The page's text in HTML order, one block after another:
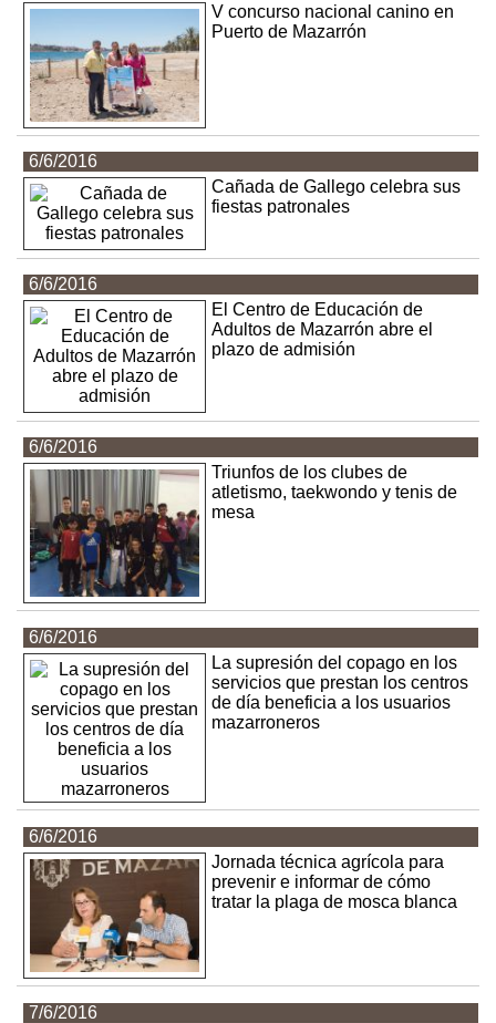
V concurso nacional canino en
Puerto de Mazarrón
6/6/2016
Cañada de Gallego celebra sus
fiestas patronales
6/6/2016
El Centro de Educación de
Adultos de Mazarrón abre el
plazo de admisión
6/6/2016
Triunfos de los clubes de
atletismo, taekwondo y tenis de
mesa
6/6/2016
La supresión del copago en los
servicios que prestan los centros
de día beneficia a los usuarios
mazarroneros
6/6/2016
Jornada técnica agrícola para
prevenir e informar de cómo
tratar la plaga de mosca blanca
7/6/2016